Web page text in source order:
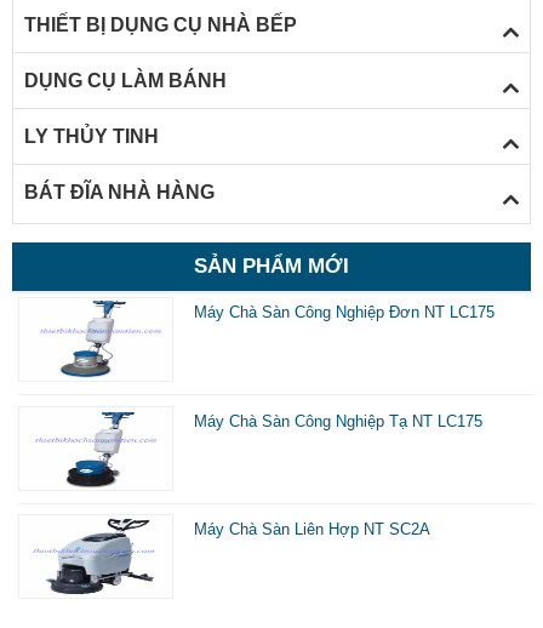
THIẾT BỊ DỤNG CỤ NHÀ BẾP
DỤNG CỤ LÀM BÁNH
LY THỦY TINH
BÁT ĐĨA NHÀ HÀNG
SẢN PHẨM MỚI
Máy Chà Sàn Công Nghiệp Đơn NT LC175
Máy Chà Sàn Công Nghiệp Tạ NT LC175
Máy Chà Sàn Liên Hợp NT SC2A